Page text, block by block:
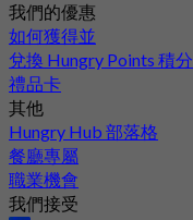
我們的優惠
如何獲得並
兌換 Hungry Points 積分
禮品卡
其他
Hungry Hub 部落格
餐廳專屬
職業機會
我們接受